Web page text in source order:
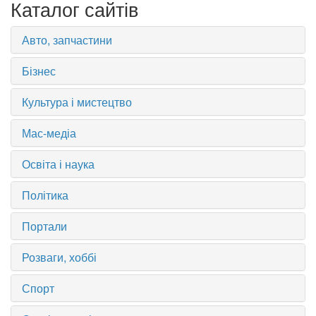
Каталог сайтів
Авто, запчастини
Бізнес
Культура і мистецтво
Мас-медіа
Освіта і наука
Політика
Портали
Розваги, хоббі
Спорт